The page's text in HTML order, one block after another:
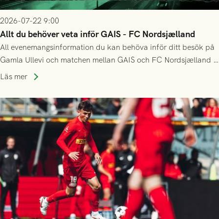
2026-07-22 9:00
Allt du behöver veta inför GAIS - FC Nordsjælland
All evenemangsinformation du kan behöva inför ditt besök på
Gamla Ullevi och matchen mellan GAIS och FC Nordsjælland i
kvalet till Conference League! Avspark kl 19.00 på torsdag
Läs mer